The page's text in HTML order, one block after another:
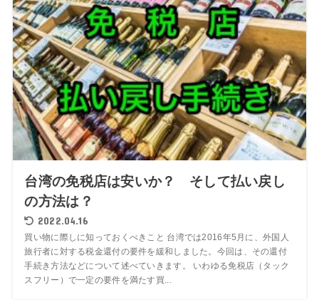
台湾の免税店は安いか？ そして払い戻し
の方法は？
2022.04.16
買い物に際しに知っておくべきこと 台湾では2016年5月に、外国人
旅行者に対する税金還付の要件を緩和しました。今回は、その還付
手続き方法などについて述べていきます。 いわゆる免税店（タック
スフリー）で一定の要件を満たす買...